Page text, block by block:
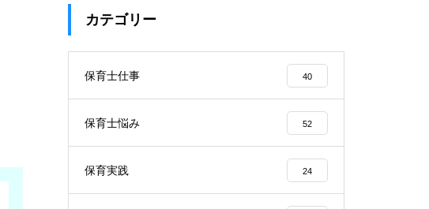
カテゴリー
保育士仕事 40
保育士悩み 52
保育実践 24